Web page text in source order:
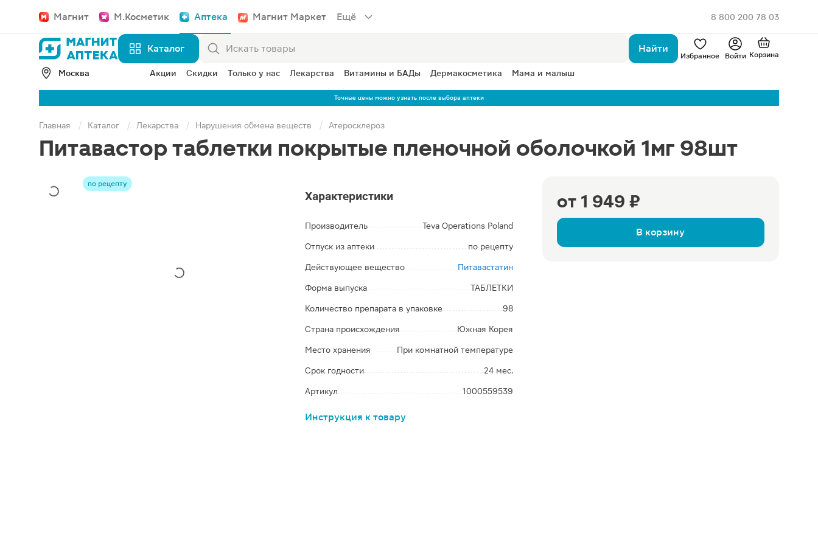
Магнит М.Косметик Аптека Магнит Маркет Ещё 8 800 200 78 03
Каталог Найти
Избранное Войти Корзина
Москва Акции Скидки Только у нас Лекарства Витамины и БАДы Дермакосметика Мама и малыш
Точные цены можно узнать после выбора аптеки
Главная Каталог Лекарства Нарушения обмена веществ Атеросклероз
Питавастор таблетки покрытые пленочной оболочкой 1мг 98шт
по рецепту
от 1 949 ₽
В корзину
Характеристики
Производитель Teva Operations Poland
Отпуск из аптеки по рецепту
Действующее вещество Питавастатин
Форма выпуска ТАБЛЕТКИ
Количество препарата в упаковке 98
Страна происхождения Южная Корея
Место хранения При комнатной температуре
Срок годности 24 мес.
Артикул 1000559539
Инструкция к товару